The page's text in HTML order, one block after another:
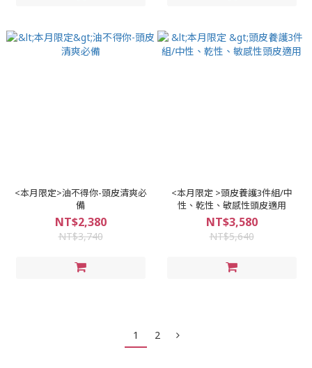
<本月限定>油不得你-頭皮清爽必
備
NT$2,380
NT$3,740
<本月限定 >頭皮養護3件組/中
性、乾性、敏感性頭皮適用
NT$3,580
NT$5,640
1 2